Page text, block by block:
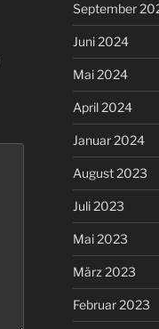
September
Juni 2024
Mai 2024
April 2024
Januar 2024
August 2023
Juli 2023
Mai 2023
März 2023
Februar 2023